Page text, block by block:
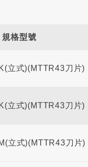
規格型號
立式)(MTTR43刀片)
立式)(MTTR43刀片)
立式)(MTTR43刀片)